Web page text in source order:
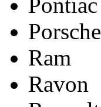
Porsche
Ram
Ravon